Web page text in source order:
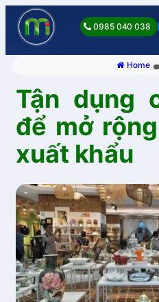
0985 040 038
Home
Tận dụng
để mở
xuất khẩu